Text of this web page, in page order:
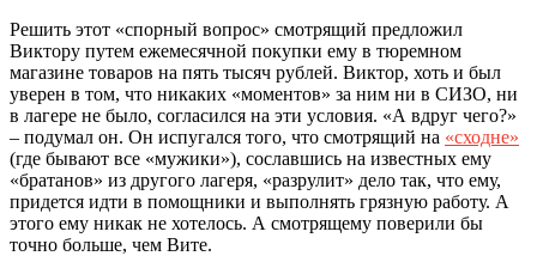
Решить этот «спорный вопрос» смотрящий предложил
Виктору путем ежемесячной покупки ему в тюремном
магазине товаров на пять тысяч рублей. Виктор, хоть и был
уверен в том, что никаких «моментов» за ним ни в СИЗО, ни
в лагере не было, согласился на эти условия. «А вдруг чего?»
– подумал он. Он испугался того, что смотрящий на «сходне»
(где бывают все «мужики»), сославшись на известных ему
«братанов» из другого лагеря, «разрулит» дело так, что ему,
придется идти в помощники и выполнять грязную работу. А
этого ему никак не хотелось. А смотрящему поверили бы
точно больше, чем Вите.